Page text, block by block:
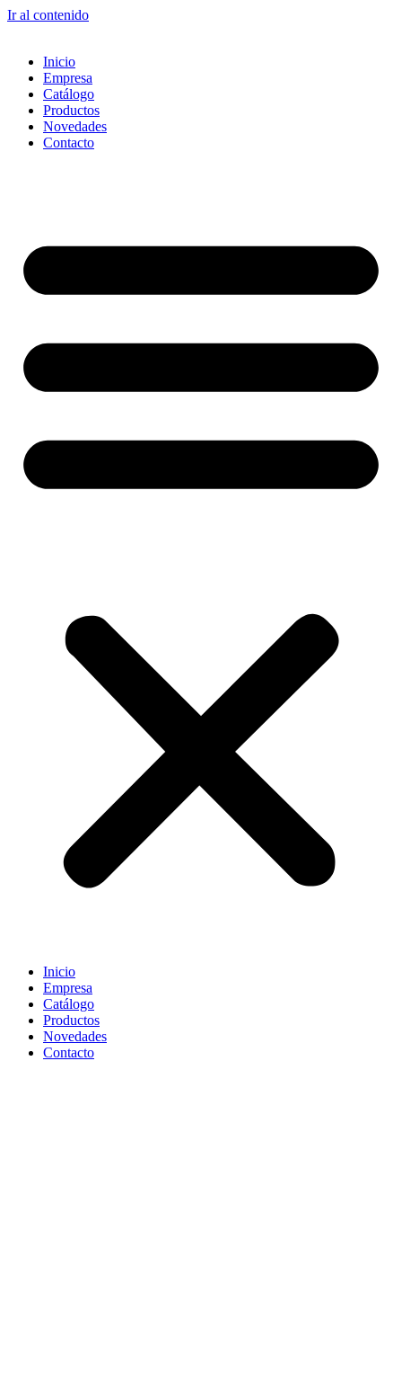
Ir al contenido
Inicio
Empresa
Catálogo
Productos
Novedades
Contacto
Inicio
Empresa
Catálogo
Productos
Novedades
Contacto